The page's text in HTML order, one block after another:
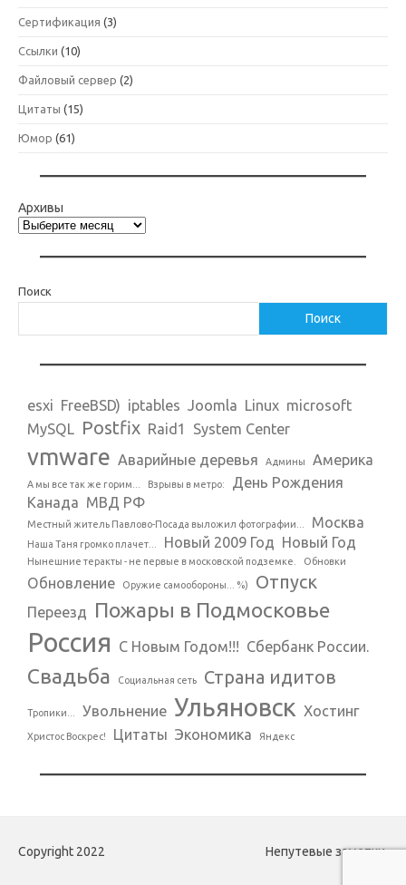
Сертификация (3)
Ссылки (10)
Файловый сервер (2)
Цитаты (15)
Юмор (61)
Архивы
Поиск
Поиск
esxi FreeBSD) iptables Joomla Linux microsoft
MySQL Postfix Raid1 System Center
vmware Аварийные деревья Админы Америка
А мы все так же горим... Взрывы в метро:
День Рождения
Канада МВД РФ
Местный житель Павлово-Посада выложил фотографии... Москва
Наша Таня громко плачет... Новый 2009 Год Новый Год
Нынешние теракты - не первые в московской подземке. Обновки
Обновление Оружие самообороны... %) Отпуск
Переезд Пожары в Подмосковье
Россия С Новым Годом!!! Сбербанк России.
Свадьба Социальная сеть Страна идитов
Тропики... Увольнение Ульяновск Хостинг
Христос Воскрес! Цитаты Экономика Яндекс
Copyright 2022 Непутевые заметки.